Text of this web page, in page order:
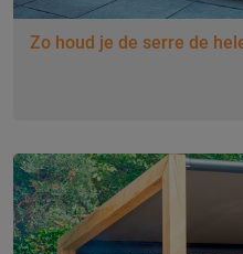
Zo houd je de serre de